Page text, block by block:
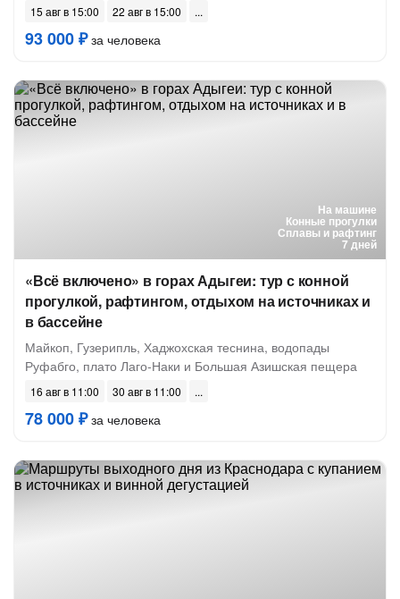
15 авг в 15:00 22 авг в 15:00
93 000 ₽за человека
На машине
Конные прогулки
Сплавы и рафтинг
7 дней
«Всё включено» в горах Адыгеи: тур с конной
прогулкой, рафтингом, отдыхом на источниках и
в бассейне
Майкоп, Гузерипль, Хаджохская теснина, ⁠водопады
Руфабго, плато Лаго-Наки и Большая Азишская пещера
16 авг в 11:00 30 авг в 11:00
78 000 ₽за человека